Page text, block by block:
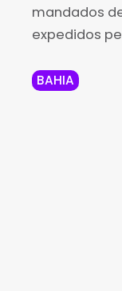
mandados
expedidos
BAHIA